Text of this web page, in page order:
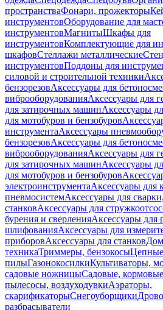
пространстваФонари, прожекторы
инструментовОборудование для
инструментовМагнитыШкафы для
инструментовКомплектующие для
шкафовСтеллажи металлические
инструментовПоддоны для
силовой и строительной техники
бензорезовАксессуары для
виброоборудованияАксессуары для
для затирочных машинАксессуары
для мотобуров и бензобуров
инструментаАксессуары
бензорезовАксессуары для
виброоборудованияАксессуары для
для затирочных машинАксессуары
для мотобуров и бензобуров
электроинструментаАксессуары для
пневмосистемАксессуары для
станковАксессуары для
бурения и сверленияАксессуары для
шлифованияАксессуары для
приборовАксессуары для станков
техникаТриммеры, бензокосыЦепные
пилыГазонокосилкиКультиваторы,
садовые ножницыСадовые,
пылесосы, воздуходувкиАэраторы,
скарификаторыСнегоуборщики
разбрасыватели